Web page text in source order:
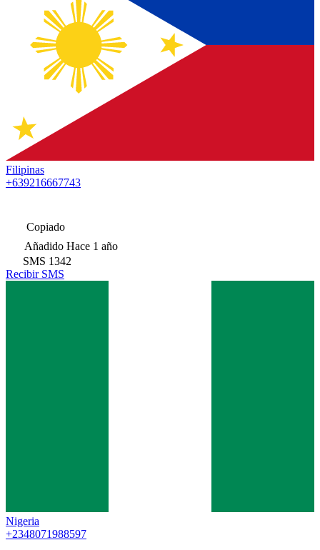
Filipinas
+639216667743
Copiado
Añadido Hace 1 año
SMS 1342
Recibir SMS
Nigeria
+2348071988597